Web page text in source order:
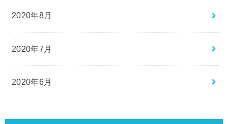
2020年8月
2020年7月
2020年6月